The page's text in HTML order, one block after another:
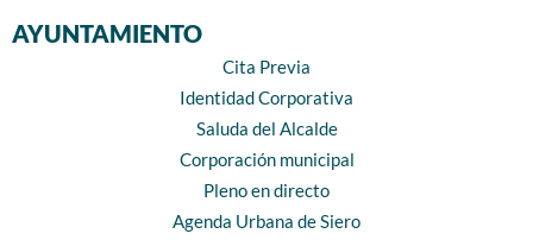
AYUNTAMIENTO
Cita Previa
Identidad Corporativa
Saluda del Alcalde
Corporación municipal
Pleno en directo
Agenda Urbana de Siero